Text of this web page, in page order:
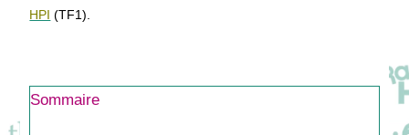
HPI (TF1).
Sommaire